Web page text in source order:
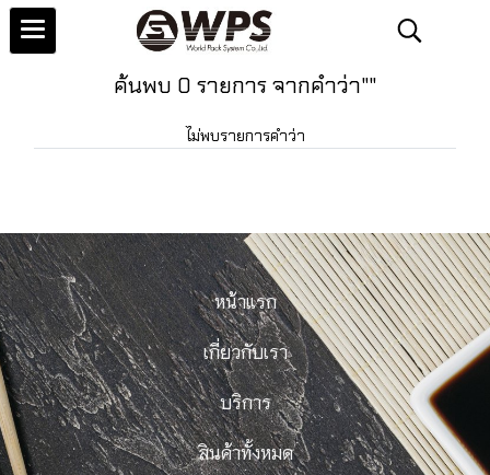
ค้นพบ 0 รายการ จากคำว่า""
ไม่พบรายการคำว่า
หน้าแรก
เกี่ยวกับเรา
บริการ
สินค้าทั้งหมด